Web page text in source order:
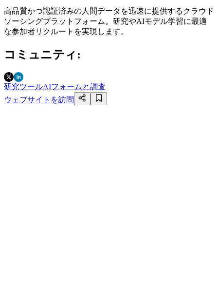
高品質かつ認証済みの人間データを迅速に提供するクラウド
ソーシングプラットフォーム。研究やAIモデル学習に最適
な参加者リクルートを実現します。
コミュニティ :
研究ツールAIフォームと調査
ウェブサイトを訪問